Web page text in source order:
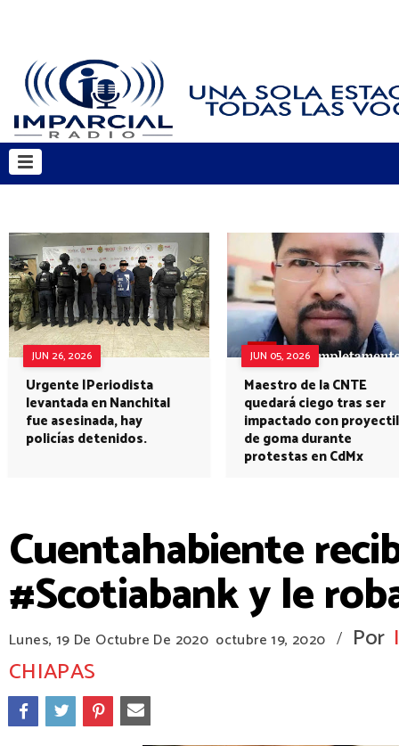
JUN 26, 2026
Urgente |Periodista
levantada en Nanchital
fue asesinada, hay
policías detenidos.
JUN 05, 2026
Maestro de la CNTE
quedará ciego tras ser
impactado con proyectil
de goma durante
protestas en CdMx
Cuentahabiente
#Scotiabank y le
Lunes, 19 De Octubre De 2020 octubre 19, 2020 / Por
CHIAPAS